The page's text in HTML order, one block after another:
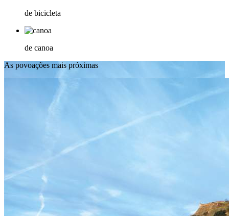
de bicicleta
de canoa
As povoações mais próximas